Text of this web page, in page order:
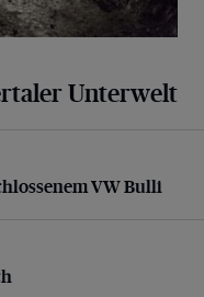
Unterwelt
VW Bulli
VW Bulli